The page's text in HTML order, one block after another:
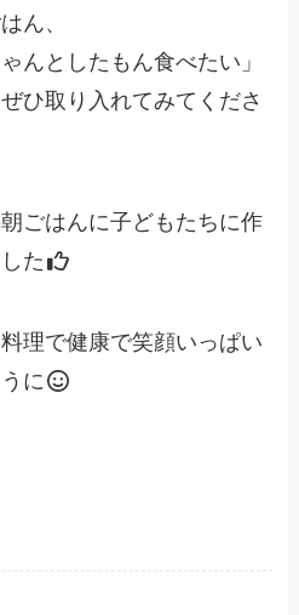
ん、
んとしたもん食べたい」
ひ取り入れてみてくださ
ごはんに子どもたちに作
た
理で健康で笑顔いっぱい
に